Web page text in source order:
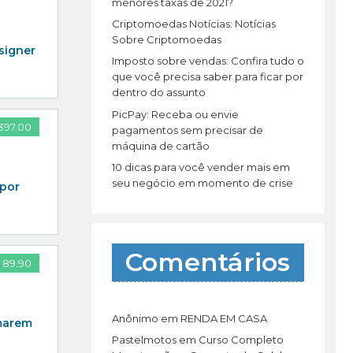
89.90
:
Criptomoedas Notícias: Notícias
Sobre Criptomoedas
Imposto sobre vendas: Confira tudo o
que você precisa saber para ficar por
dentro do assunto
PicPay: Receba ou envie
pagamentos sem precisar de
máquina de cartão
10 dicas para você vender mais em
seu negócio em momento de crise
Comentários
Anônimo em RENDA EM CASA
Pastelmotosem Curso Completo